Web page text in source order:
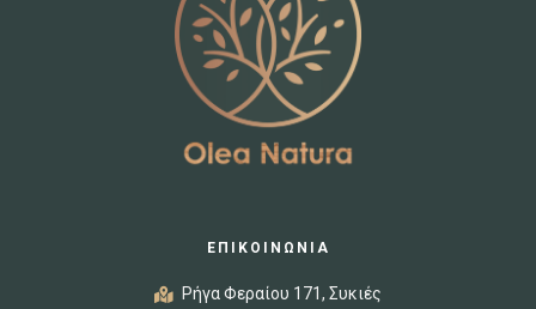
ΕΠΙΚΟΙΝΩΝΙΑ
Ρήγα Φεραίου 171, Συκιές